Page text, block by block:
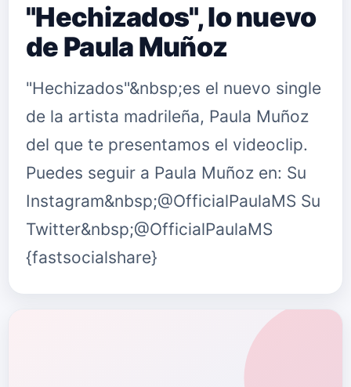
"Hechizados", lo nuevo
de Paula Muñoz
"Hechizados"&nbsp;es el nuevo single
de la artista madrileña, Paula Muñoz
del que te presentamos el videoclip.
Puedes seguir a Paula Muñoz en: Su
Instagram&nbsp;@OfficialPaulaMS Su
Twitter&nbsp;@OfficialPaulaMS
{fastsocialshare}